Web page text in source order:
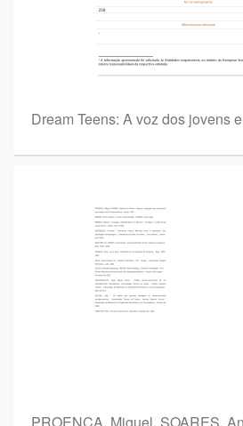
Dream Teens: A voz dos jovens